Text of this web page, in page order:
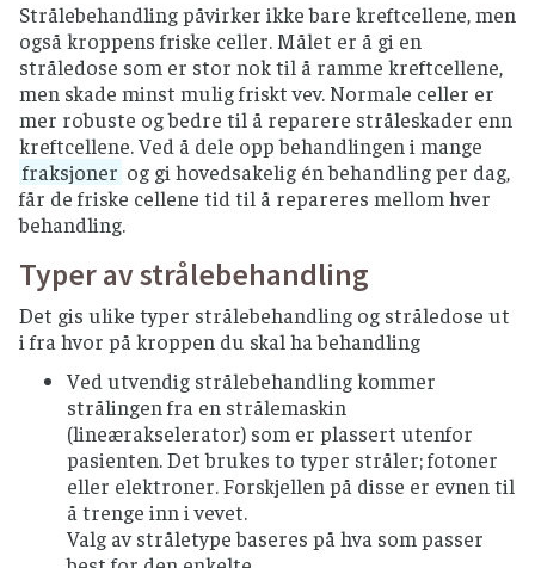
Strålebehandling påvirker ikke bare kreftcellene, men
også kroppens friske celler. Målet er å gi en
stråledose som er stor nok til å ramme kreftcellene,
men skade minst mulig friskt vev. Normale celler er
mer robuste og bedre til å reparere stråleskader enn
kreftcellene. Ved å dele opp behandlingen i mange
fraksjoner og gi hovedsakelig én behandling per dag,
får de friske cellene tid til å repareres mellom hver
behandling.
Typer av strålebehandling
Det gis ulike typer strålebehandling og stråledose ut
i fra hvor på kroppen du skal ha behandling
Ved utvendig strålebehandling kommer
strålingen fra en strålemaskin
(lineærakselerator) som er plassert utenfor
pasienten. Det brukes to typer stråler; fotoner
eller elektroner. Forskjellen på disse er evnen til
å trenge inn i vevet.
Valg av stråletype baseres på hva som passer